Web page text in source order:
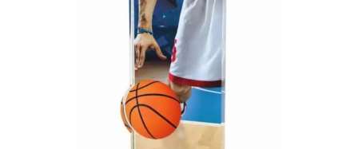
Alte ramuri sportive